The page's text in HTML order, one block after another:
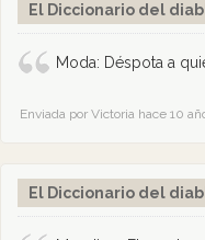
El Diccionario del
Moda: Déspota a
Enviada por Victoria hace 10
El Diccionario del